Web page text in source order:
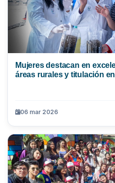
Mujeres destacan en
áreas rurales y titulación
06 mar 2026